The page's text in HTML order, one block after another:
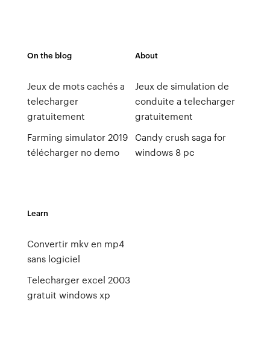
On the blog
Jeux de mots cachés a
telecharger
gratuitement
Farming simulator 2019
télécharger no demo
About
Jeux de simulation de
conduite a telecharger
gratuitement
Candy crush saga for
windows 8 pc
Learn
Convertir mkv en mp4
sans logiciel
Telecharger excel 2003
gratuit windows xp